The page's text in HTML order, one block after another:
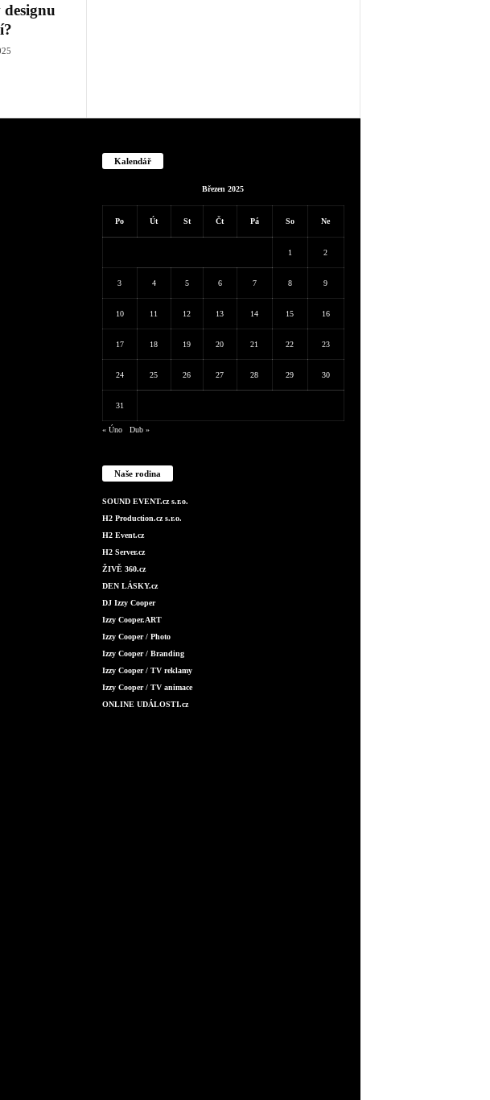
Kalendář
Březen 2025
Po Út St Čt Pá So Ne
1 2
3 4 5 6 7 8 9
10 11 12 13 14 15 16
17 18 19 20 21 22 23
24 25 26 27 28 29 30
31
« Úno Dub »
Naše rodina
SOUND EVENT.cz s.r.o.
H2 Production.cz s.r.o.
H2 Event.cz
H2 Server.cz
ŽIVĚ 360.cz
DEN LÁSKY.cz
DJ Izzy Cooper
Izzy Cooper.ART
Izzy Cooper / Photo
Izzy Cooper / Branding
Izzy Cooper / TV reklamy
Izzy Cooper / TV animace
ONLINE UDÁLOSTI.cz